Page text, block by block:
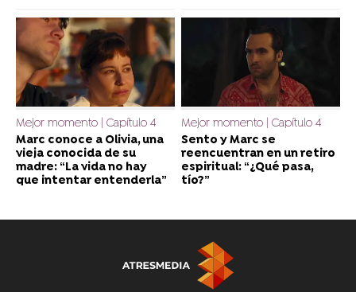
Mejor momento | Capítulo 4
Marc conoce a Olivia, una
vieja conocida de su
madre: “La vida no hay
que intentar entenderla”
Mejor momento | Capítulo 4
Sento y Marc se
reencuentran en un retiro
espiritual: “¿Qué pasa,
tío?”